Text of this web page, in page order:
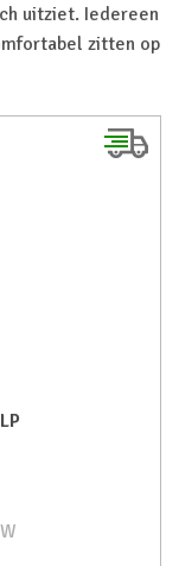
uitziet. Iedereen
zitten op